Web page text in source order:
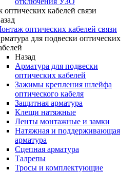
кабелей связи
оптических кабелей связи
для подвески оптических
Назад
Арматура для подвески
оптических кабелей
Зажимы крепления шлейфа
оптического кабеля
Защитная арматура
Клещи натяжные
Ленты монтажные и замки
Натяжная и поддерживающая
арматура
Сцепная арматура
Талрепы
Тросы и комплектующие